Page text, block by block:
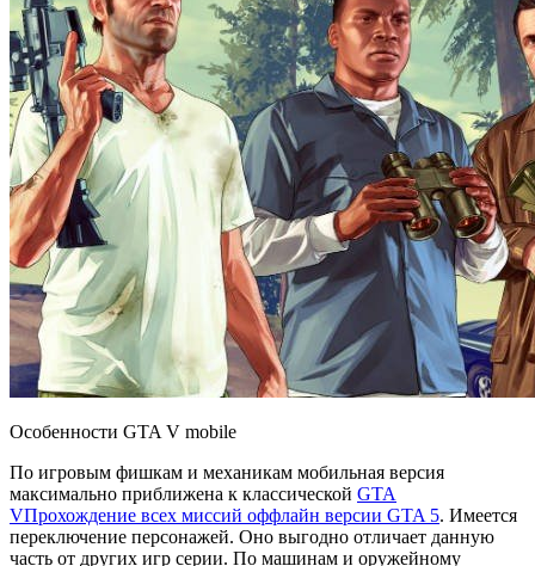
Особенности GTA V mobile
По игровым фишкам и механикам мобильная версия
максимально приближена к классической GTA
VПрохождение всех миссий оффлайн версии GTA 5. Имеется
переключение персонажей. Оно выгодно отличает данную
часть от других игр серии. По машинам и оружейному